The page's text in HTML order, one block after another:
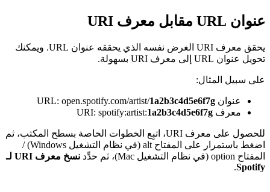
عنوان URL مقابل معرف URI
يحقق معرف URI الغرض نفسه الذي يحققه عنوان URL. ويمكنك
تحويل عنوان URL إلى معرف URI بسهولة.
على سبيل المثال:
عنوان URL: open.spotify.com/artist/ 1a2b3c4d5e6f7g
معرف URI: spotify:artist: 1a2b3c4d5e6f7g
للحصول على معرف URI، اتبِع الخطوات الخاصة بسطح المكتب، ثم
اضغط باستمرار على المفتاح alt (في نظام التشغيل Windows) /
المفتاح option (في نظام التشغيل Mac)، ثم حدِّد
نسخ معرف URI لـ
Spotify
.